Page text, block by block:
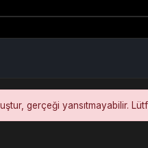
gerçeği yansıtmayabilir.